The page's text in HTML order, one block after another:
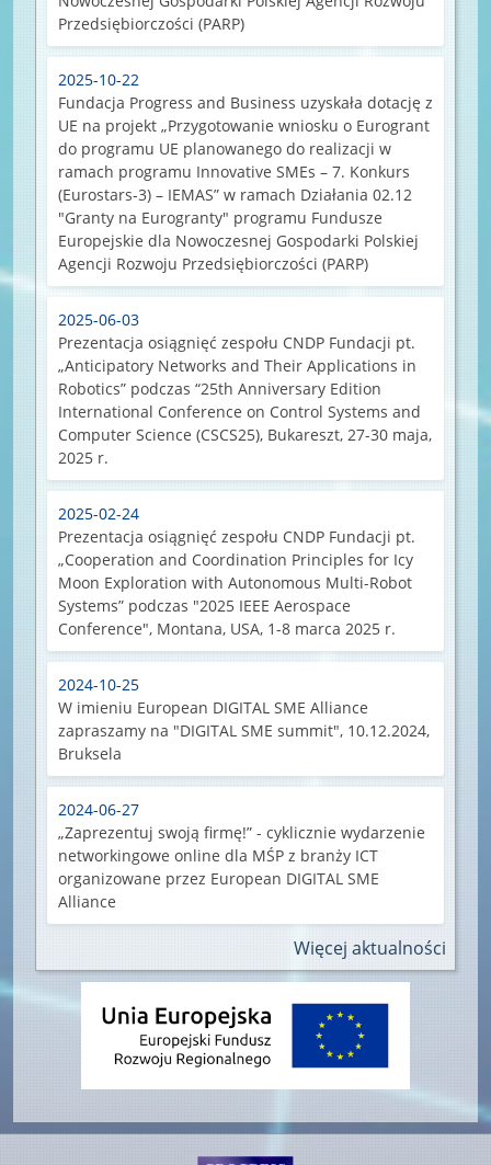
Przedsiębiorczości (PARP)
2025-10-22
Fundacja Progress and Business uzyskała dotację z
UE na projekt „Przygotowanie wniosku o Eurogrant
do programu UE planowanego do realizacji w
ramach programu Innovative SMEs – 7. Konkurs
(Eurostars-3) – IEMAS” w ramach Działania 02.12
"Granty na Eurogranty" programu Fundusze
Europejskie dla Nowoczesnej Gospodarki Polskiej
Agencji Rozwoju Przedsiębiorczości (PARP)
2025-06-03
Prezentacja osiągnięć zespołu CNDP Fundacji pt.
„Anticipatory Networks and Their Applications in
Robotics” podczas “25th Anniversary Edition
International Conference on Control Systems and
Computer Science (CSCS25), Bukareszt, 27-30 maja,
2025 r.
2025-02-24
Prezentacja osiągnięć zespołu CNDP Fundacji pt.
„Cooperation and Coordination Principles for Icy
Moon Exploration with Autonomous Multi-Robot
Systems” podczas "2025 IEEE Aerospace
Conference", Montana, USA, 1-8 marca 2025 r.
2024-10-25
W imieniu European DIGITAL SME Alliance
zapraszamy na "DIGITAL SME summit", 10.12.2024,
Bruksela
2024-06-27
„Zaprezentuj swoją firmę!” - cyklicznie wydarzenie
networkingowe online dla MŚP z branży ICT
organizowane przez European DIGITAL SME
Alliance
Więcej aktualności